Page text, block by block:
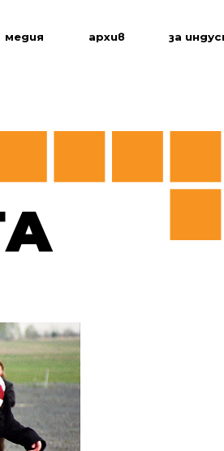
медия архив за